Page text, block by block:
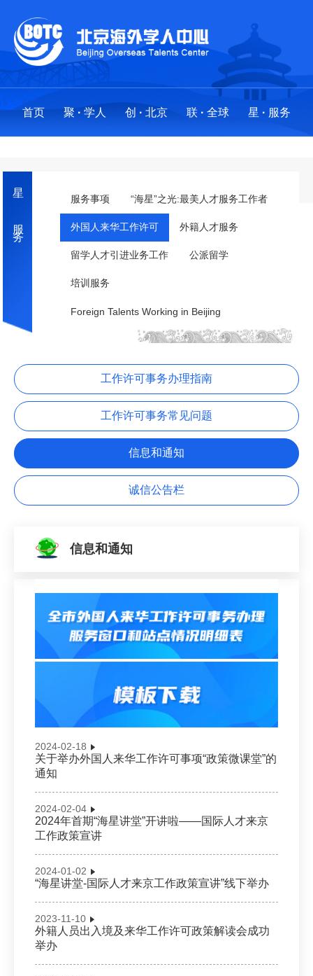
首页 聚 · 学人
求才聚贤
人才项目
创 · 北京
政策法规
创业地图
联 · 全球
全球布局
创新基地
星 · 服务
服务事项
“海星”之光:最美人才服务工作者
公派留学
培训服务
星 · 服务 服务事项 “海星”之光:最美人才服务工作者
外国人来华工作许可 外籍人才服务
留学人才引进业务工作 公派留学
培训服务
Foreign Talents Working in Beijing
工作许可事务办理指南
工作许可事务常见问题
信息和通知
诚信公告栏
信息和通知
2024-02-18
关于举办外国人来华工作许可事项“政策微课堂”的
通知
2024-02-04
2024年首期“海星讲堂”开讲啦——国际人才来京
工作政策宣讲
2024-01-02
“海星讲堂-国际人才来京工作政策宣讲”线下举办
2023-11-10
外籍人员出入境及来华工作许可政策解读会成功
举办